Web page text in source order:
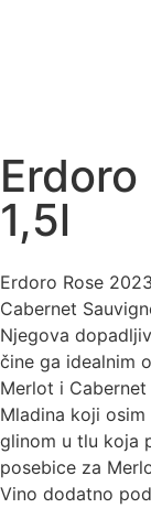
1,5l
Erdoro Rose
Cabernet
Njegova
čine ga idealnim
Merlot i
Mladina koji
glinom u tlu koja
posebice za
Vino dodatno